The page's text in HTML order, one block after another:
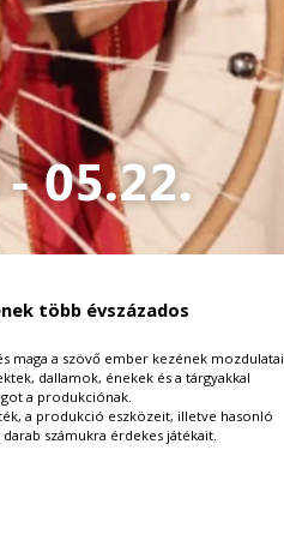
05.22.
több évszázados
maga a szövő ember kezének mozdulatai
dallamok, énekek és a tárgyakkal
a produkciónak.
a produkció eszközeit, illetve hasonló
számukra érdekes játékait.